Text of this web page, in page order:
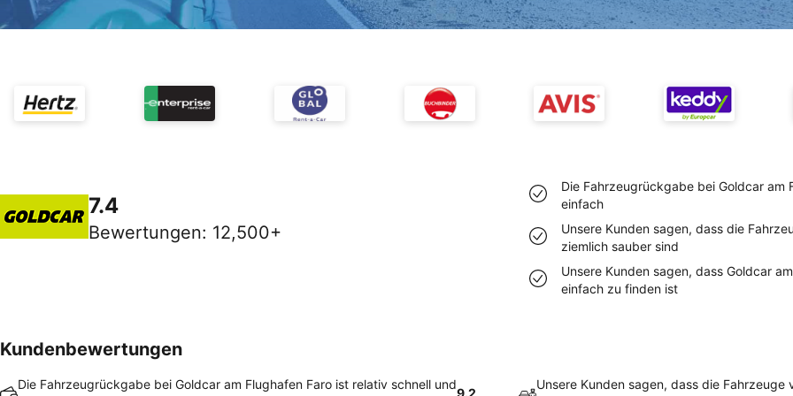
7.4
Bewertungen: 12,500+
Die Fahrzeugrückgabe bei Goldcar am
einfach
Unsere Kunden sagen, dass die
ziemlich sauber sind
Unsere Kunden sagen, dass Goldcar
einfach zu finden ist
Kundenbewertungen
Die Fahrzeugrückgabe bei Goldcar am Flughafen Faro ist relativ schnell und
9.2
Unsere Kunden sagen, dass die Fahrzeuge